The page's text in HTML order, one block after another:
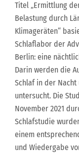
Titel „Ermittlung
Belastung durch
Klimageräten“
Schlaflabor der
Berlin: eine
Darin werden die
Schlaf in der Nacht
untersucht. Die
November 2021
Schlafstudie
einem
und Wiedergabe